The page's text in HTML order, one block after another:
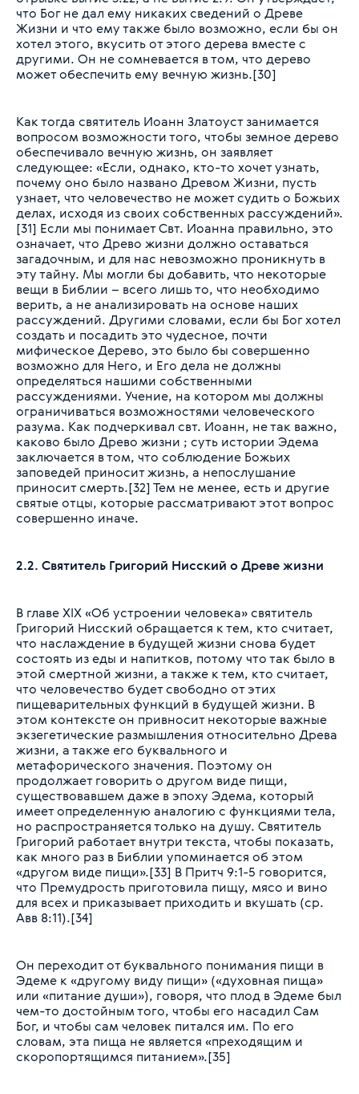
что Бог не дал ему никаких сведений о Древе
Жизни и что ему также было возможно, если бы он
хотел этого, вкусить от этого дерева вместе с
другими. Он не сомневается в том, что дерево
может обеспечить ему вечную жизнь.[30]
Как тогда святитель Иоанн Златоуст занимается
вопросом возможности того, чтобы земное дерево
обеспечивало вечную жизнь, он заявляет
следующее: «Если, однако, кто-то хочет узнать,
почему оно было названо Древом Жизни, пусть
узнает, что человечество не может судить о Божьих
делах, исходя из своих собственных рассуждений».
[31] Если мы понимает Свт. Иоанна правильно, это
означает, что Древо жизни должно оставаться
загадочным, и для нас невозможно проникнуть в
эту тайну. Мы могли бы добавить, что некоторые
вещи в Библии – всего лишь то, что необходимо
верить, а не анализировать на основе наших
рассуждений. Другими словами, если бы Бог хотел
создать и посадить это чудесное, почти
мифическое Дерево, это было бы совершенно
возможно для Него, и Его дела не должны
определяться нашими собственными
рассуждениями. Учение, на котором мы должны
ограничиваться возможностями человеческого
разума. Как подчеркивал свт. Иоанн, не так важно,
каково было Древо жизни ; суть истории Эдема
заключается в том, что соблюдение Божьих
заповедей приносит жизнь, а непослушание
приносит смерть.[32] Тем не менее, есть и другие
святые отцы, которые рассматривают этот вопрос
совершенно иначе.
2.2. Святитель Григорий Нисский о Древе жизни
В главе XIX «Об устроении человека» святитель
Григорий Нисский обращается к тем, кто считает,
что наслаждение в будущей жизни снова будет
состоять из еды и напитков, потому что так было в
этой смертной жизни, а также к тем, кто считает,
что человечество будет свободно от этих
пищеварительных функций в будущей жизни. В
этом контексте он привносит некоторые важные
экзегетические размышления относительно Древа
жизни, а также его буквального и
метафорического значения. Поэтому он
продолжает говорить о другом виде пищи,
существовавшем даже в эпоху Эдема, который
имеет определенную аналогию с функциями тела,
но распространяется только на душу. Святитель
Григорий работает внутри текста, чтобы показать,
как много раз в Библии упоминается об этом
«другом виде пищи».[33] В Притч 9:1-5 говорится,
что Премудрость приготовила пищу, мясо и вино
для всех и приказывает приходить и вкушать (ср.
Авв 8:11).[34]
Он переходит от буквального понимания пищи в
Эдеме к «другому виду пищи» («духовная пища»
или «питание души»), говоря, что плод в Эдеме был
чем-то достойным того, чтобы его насадил Сам
Бог, и чтобы сам человек питался им. По его
словам, эта пища не является «преходящим и
скоропортящимся питанием».[35]